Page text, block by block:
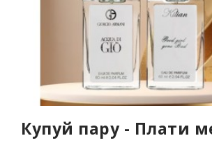
Купуй пару - Плати